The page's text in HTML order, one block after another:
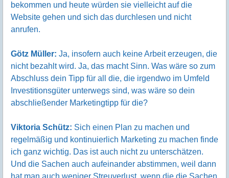
bekommen und heute würden sie vielleicht auf die
Website gehen und sich das durchlesen und nicht
anrufen.
Götz Müller: Ja, insofern auch keine Arbeit erzeugen, die
nicht bezahlt wird. Ja, das macht Sinn. Was wäre so zum
Abschluss dein Tipp für all die, die irgendwo im Umfeld
Investitionsgüter unterwegs sind, was wäre so dein
abschließender Marketingtipp für die?
Viktoria Schütz: Sich einen Plan zu machen und
regelmäßig und kontinuierlich Marketing zu machen finde
ich ganz wichtig. Das ist auch nicht zu unterschätzen.
Und die Sachen auch aufeinander abstimmen, weil dann